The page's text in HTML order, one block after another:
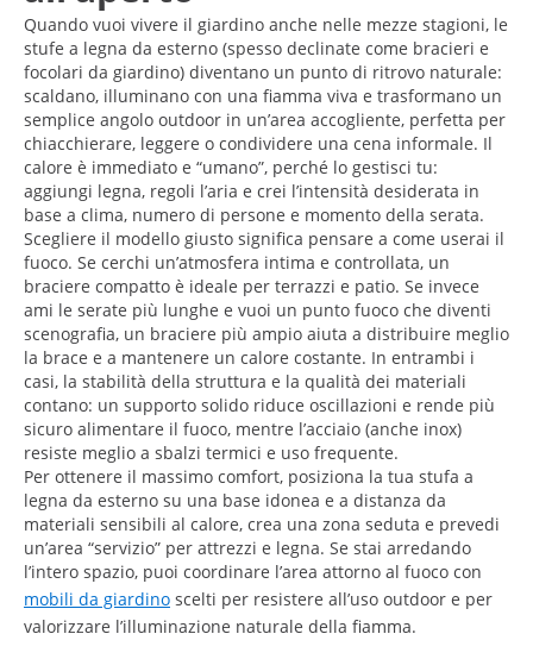
Quando vuoi vivere il giardino anche nelle mezze stagioni, le
stufe a legna da esterno (spesso declinate come bracieri e
focolari da giardino) diventano un punto di ritrovo naturale:
scaldano, illuminano con una fiamma viva e trasformano un
semplice angolo outdoor in un’area accogliente, perfetta per
chiacchierare, leggere o condividere una cena informale. Il
calore è immediato e “umano”, perché lo gestisci tu:
aggiungi legna, regoli l’aria e crei l’intensità desiderata in
base a clima, numero di persone e momento della serata.
Scegliere il modello giusto significa pensare a come userai il
fuoco. Se cerchi un’atmosfera intima e controllata, un
braciere compatto è ideale per terrazzi e patio. Se invece
ami le serate più lunghe e vuoi un punto fuoco che diventi
scenografia, un braciere più ampio aiuta a distribuire meglio
la brace e a mantenere un calore costante. In entrambi i
casi, la stabilità della struttura e la qualità dei materiali
contano: un supporto solido riduce oscillazioni e rende più
sicuro alimentare il fuoco, mentre l’acciaio (anche inox)
resiste meglio a sbalzi termici e uso frequente.
Per ottenere il massimo comfort, posiziona la tua stufa a
legna da esterno su una base idonea e a distanza da
materiali sensibili al calore, crea una zona seduta e prevedi
un’area “servizio” per attrezzi e legna. Se stai arredando
l’intero spazio, puoi coordinare l’area attorno al fuoco con
mobili da giardino scelti per resistere all’uso outdoor e per
valorizzare l’illuminazione naturale della fiamma.